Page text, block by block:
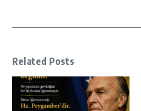
Related Posts